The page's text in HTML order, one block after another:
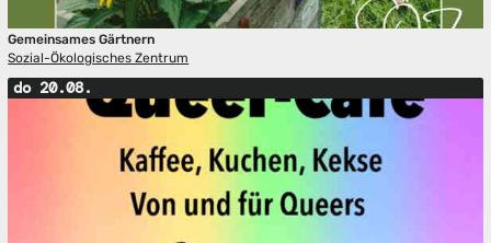
Gemeinsames Gärtnern
Sozial-Ökologisches Zentrum
do 20.08.